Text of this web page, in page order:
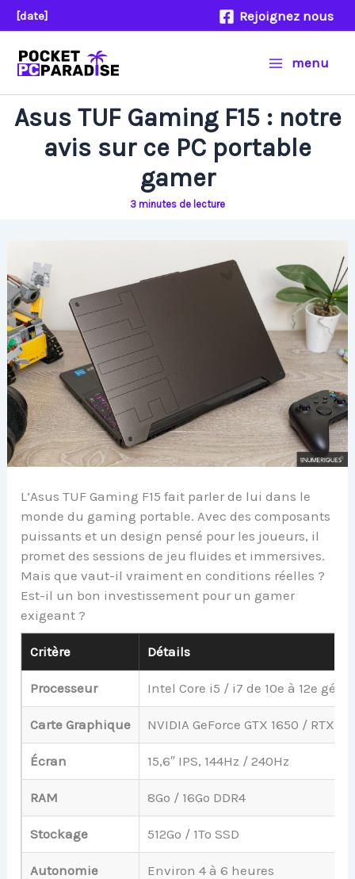
Aller
au
contenu
[date] Rejoignez nous
menu
Asus TUF Gaming F15 : notre
avis sur ce PC portable
gamer
3 minutes de lecture
L’Asus TUF Gaming F15 fait parler de lui dans le
monde du gaming portable. Avec des composants
puissants et un design pensé pour les joueurs, il
promet des sessions de jeu fluides et immersives.
Mais que vaut-il vraiment en conditions réelles ?
Est-il un bon investissement pour un gamer
exigeant ?
Critère Détails
Processeur Intel Core i5 / i7 de 10e à 12e
Carte Graphique NVIDIA GeForce GTX 1650 / RTX
Écran 15,6″ IPS, 144Hz / 240Hz
RAM 8Go / 16Go DDR4
Stockage 512Go / 1To SSD
Autonomie Environ 4 à 6 heures